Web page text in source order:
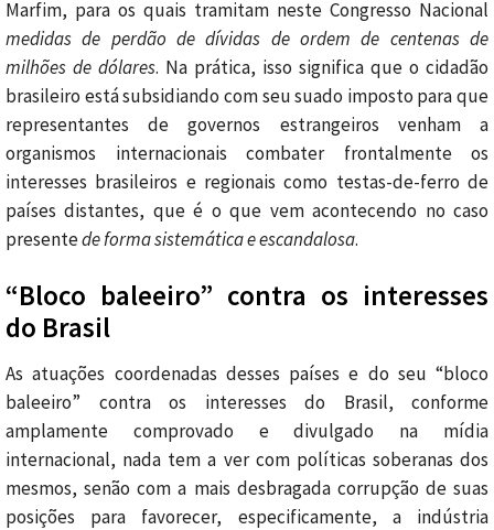
Marfim, para os quais tramitam neste Congresso Nacional
medidas de perdão de dívidas de ordem de centenas de
milhões de dólares. Na prática, isso significa que o cidadão
brasileiro está subsidiando com seu suado imposto para que
representantes de governos estrangeiros venham a
organismos internacionais combater frontalmente os
interesses brasileiros e regionais como testas-de-ferro de
países distantes, que é o que vem acontecendo no caso
presentede forma sistemática e escandalosa.
“Bloco baleeiro” contra os interesses
do Brasil
As atuações coordenadas desses países e do seu “bloco
baleeiro” contra os interesses do Brasil, conforme
amplamente comprovado e divulgado na mídia
internacional, nada tem a ver com políticas soberanas dos
mesmos, senão com a mais desbragada corrupção de suas
posições para favorecer, especificamente, a indústria